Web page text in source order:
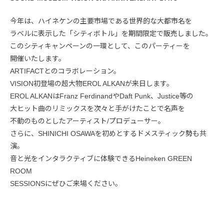
今年は、ハイネケンの主要市場である世界的な大都市名を
ラベルに表示した「シティボトル」を期間限定で販売しました。
このシティキャンペーンの一環として、このパーティーを
開催いたします。
ARTIFACTとのコラボレーション。
VISION初登場の超大物EROL ALKANが来日します。
EROL ALKANはFranz FerdinandやDaft Punk、Justice等の
大ヒット曲のリミックスを次々と手がけたことで名声を
不動のものとしたアーティスト/プロデューサー。
さらに、SHINICHI OSAWAを初めとするドメスティック勢も共
演。
音と光をインタラクティブに体験できるHeineken GREEN
ROOM
SESSIONSにぜひご来場ください。